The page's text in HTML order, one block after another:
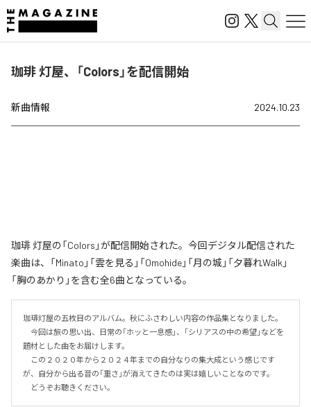
珈琲 灯屋、「Colors」を配信開始
新曲情報 2024.10.23
珈琲 灯屋の「Colors」が配信開始された。今回デジタル配信された
楽曲は、「Minato」「雲を見る」「Omohide」「月の城」「夕暮れWalk」
「胸のあかり」を含む全6曲となっている。
珈琲灯屋の五枚目のアルバム。秋にふさわしい内容の作品集となりました。
今回は旅の思い出、日常の「ホッと一息感」、「シリアスの中の希望」などを
題材とした曲をお届けします。
この２０２０年から２０２４年までの自分なりの集大成という感じです
が、自分から出る音の「重さ」が消えてきたのは実は嬉しいことなのです。
どうぞお聴きください。